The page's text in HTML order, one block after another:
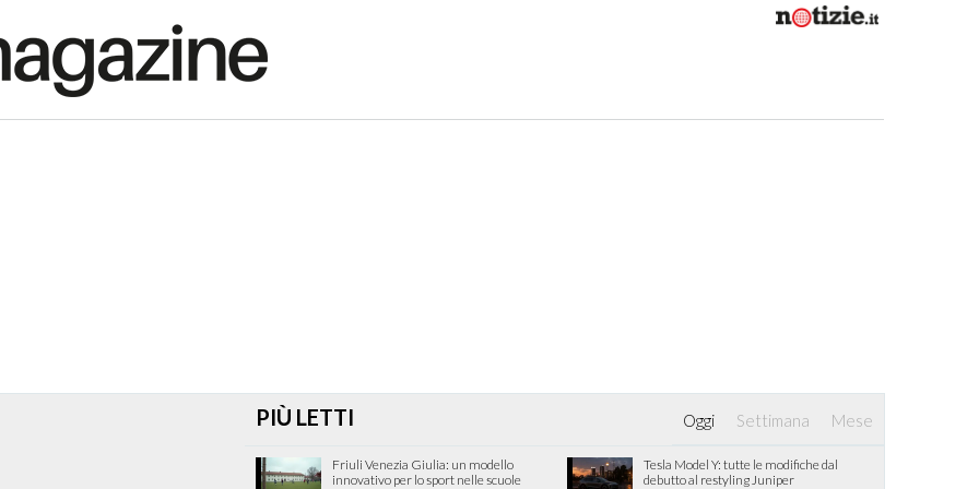
PIÙ LETTI Oggi Settimana Mese
Friuli Venezia Giulia: un modello
innovativo per lo sport nelle scuole
Tesla Model Y: tutte le modifiche dal
debutto al restyling Juniper